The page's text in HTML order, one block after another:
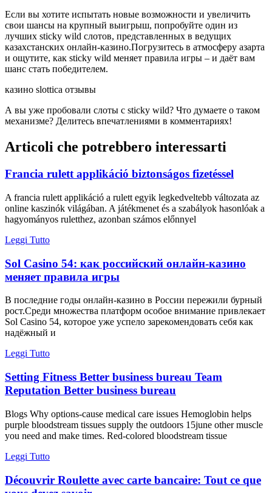
Если вы хотите испытать новые возможности и увеличить
свои шансы на крупный выигрыш, попробуйте один из
лучших sticky wild слотов, представленных в ведущих
казахстанских онлайн‑казино.Погрузитесь в атмосферу азарта
и ощутите, как sticky wild меняет правила игры – и даёт вам
шанс стать победителем.
казино slottica отзывы
А вы уже пробовали слоты с sticky wild? Что думаете о таком
механизме? Делитесь впечатлениями в комментариях!
Articoli che potrebbero interessarti
Francia rulett applikáció biztonságos fizetéssel
A francia rulett applikáció a rulett egyik legkedveltebb változata az
online kaszinók világában. A játékmenet és a szabályok hasonlóak a
hagyományos ruletthez, azonban számos előnnyel
Leggi Tutto
Sol Casino 54: как российский онлайн‑казино
меняет правила игры
В последние годы онлайн‑казино в России пережили бурный
рост.Среди множества платформ особое внимание привлекает
Sol Casino 54, которое уже успело зарекомендовать себя как
надёжный и
Leggi Tutto
Setting Fitness Better business bureau Team
Reputation Better business bureau
Blogs Why options-cause medical care issues Hemoglobin helps
purple bloodstream tissues supply the outdoors 15june other muscle
you need and make times. Red-colored bloodstream tissue
Leggi Tutto
Découvrir Roulette avec carte bancaire: Tout ce que